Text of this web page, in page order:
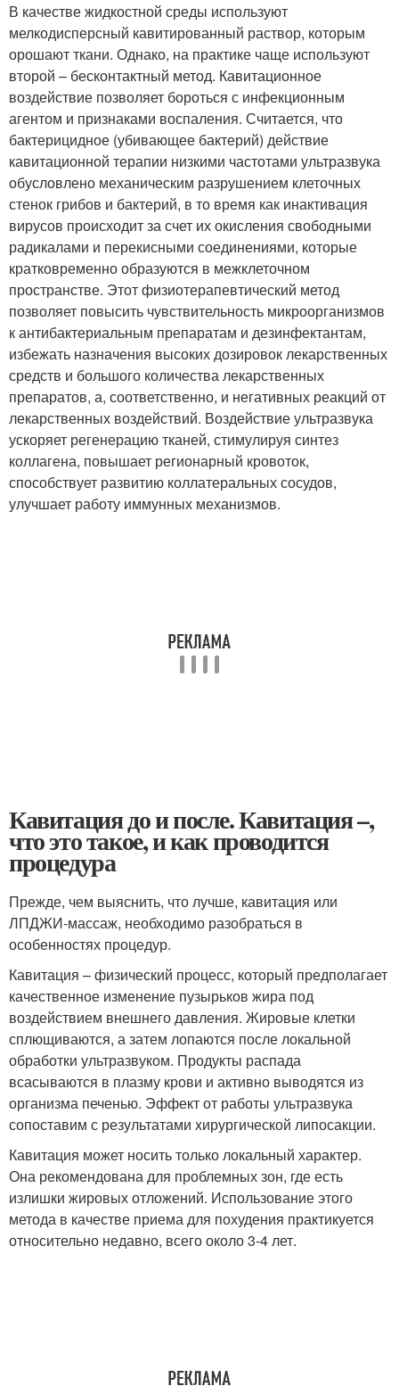
В качестве жидкостной среды используют
мелкодисперсный кавитированный раствор, которым
орошают ткани. Однако, на практике чаще используют
второй – бесконтактный метод. Кавитационное
воздействие позволяет бороться с инфекционным
агентом и признаками воспаления. Считается, что
бактерицидное (убивающее бактерий) действие
кавитационной терапии низкими частотами ультразвука
обусловлено механическим разрушением клеточных
стенок грибов и бактерий, в то время как инактивация
вирусов происходит за счет их окисления свободными
радикалами и перекисными соединениями, которые
кратковременно образуются в межклеточном
пространстве. Этот физиотерапевтический метод
позволяет повысить чувствительность микроорганизмов
к антибактериальным препаратам и дезинфектантам,
избежать назначения высоких дозировок лекарственных
средств и большого количества лекарственных
препаратов, а, соответственно, и негативных реакций от
лекарственных воздействий. Воздействие ультразвука
ускоряет регенерацию тканей, стимулируя синтез
коллагена, повышает регионарный кровоток,
способствует развитию коллатеральных сосудов,
улучшает работу иммунных механизмов.
Кавитация до и после. Кавитация –,
что это такое, и как проводится
процедура
Прежде, чем выяснить, что лучше, кавитация или
ЛПДЖИ-массаж, необходимо разобраться в
особенностях процедур.
Кавитация – физический процесс, который предполагает
качественное изменение пузырьков жира под
воздействием внешнего давления. Жировые клетки
сплющиваются, а затем лопаются после локальной
обработки ультразвуком. Продукты распада
всасываются в плазму крови и активно выводятся из
организма печенью. Эффект от работы ультразвука
сопоставим с результатами хирургической липосакции.
Кавитация может носить только локальный характер.
Она рекомендована для проблемных зон, где есть
излишки жировых отложений. Использование этого
метода в качестве приема для похудения практикуется
относительно недавно, всего около 3-4 лет.